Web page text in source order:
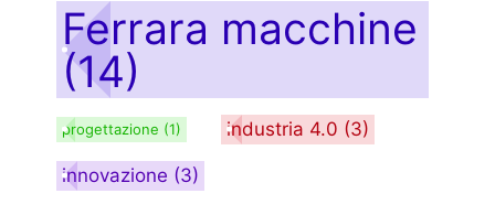
Ferrara macchine
(14)
progettazione (1) industria 4.0 (3)
innovazione (3)